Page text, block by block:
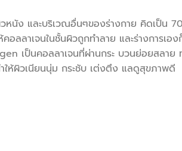
วหนัง และบริเวณอื่นๆของร่างกาย คิดเ
ลาเจนในชั้นผิวถูกทำลาย และร่างการเ
เป็นคอลลาเจนที่ผ่านกระ บวนย่อยสลาย
ให้ผิวเนียนนุ่ม กระชับ เต่งตึง แลดูสุขภาพดี